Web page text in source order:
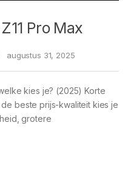
Pro Max
augustus 31, 2025
kies je? (2025) Korte
beste prijs-kwaliteit kies je
grotere